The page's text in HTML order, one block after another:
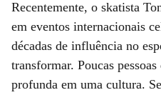
Recentemente, o skatista
em eventos internacionais
décadas de influência no
transformar. Poucas
profunda em uma cultura.